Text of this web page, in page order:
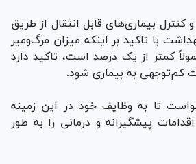
کنترل بیماری‌های قابل انتقال از طریق
با تاکید بر اینکه میزان مرگ‌ومیر
کمتر از یک درصد است، تاکید دارد
کم‌توجهی به بیماری شود.
تا به وظایف خود در این زمینه
پیشگیرانه و درمانی را به طور